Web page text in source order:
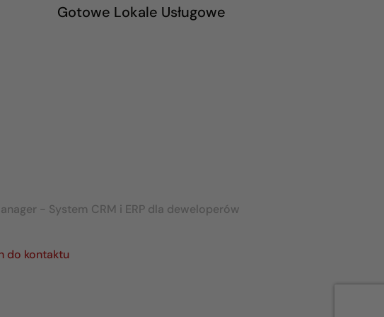
Gotowe Lokale Usługowe
- System CRM i ERP dla deweloperów
do kontaktu